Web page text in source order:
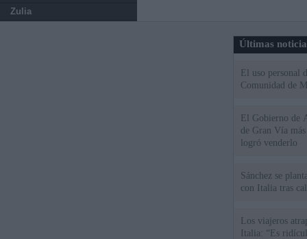
Zulia
Últimas
El uso personal
Comunidad de
El Gobierno de
de Gran Vía
logró venderlo
Sánchez se
con Italia tras
Los viajeros
Italia: “Es